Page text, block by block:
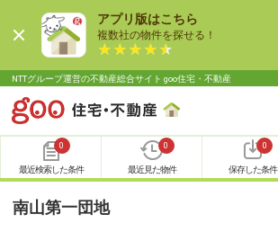
アプリ版はこちら
複数社の物件を探せる！
NTTグループ運営の不動産総合サイト goo住宅・不動産
0
最近検索した条件
0
最近見た物件
0
保存した条件
南山第一団地